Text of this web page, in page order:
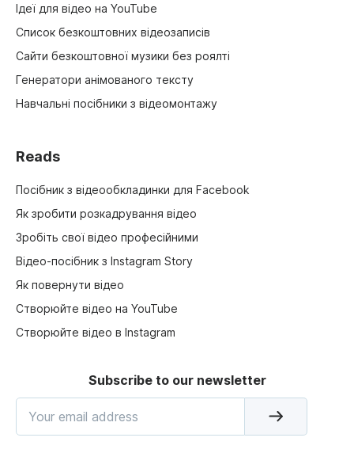
Ідеї для відео на YouTube
Список безкоштовних відеозаписів
Сайти безкоштовної музики без роялті
Генератори анімованого тексту
Навчальні посібники з відеомонтажу
Reads
Посібник з відеообкладинки для Facebook
Як зробити розкадрування відео
Зробіть свої відео професійними
Відео-посібник з Instagram Story
Як повернути відео
Створюйте відео на YouTube
Створюйте відео в Instagram
Subscribe to our newsletter